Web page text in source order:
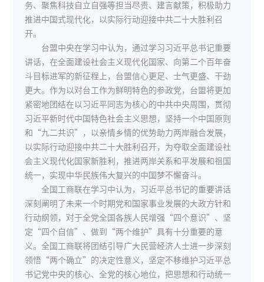
务、聚焦科技自立自强等担当尽责、建言献策，积极助力
推进中国式现代化，以实际行动迎接中共二十大胜利召
开。
台盟中央在学习中认为，通过学习习近平总书记重要
讲话，在全面建设社会主义现代化国家、向第二个百年奋
斗目标进军的新征程上，台盟信心更足、士气更盛、干劲
更大。作为以对台工作为鲜明特色的参政党，台盟将更加
紧密地团结在以习近平同志为核心的中共中央周围，贯彻
习近平新时代中国特色社会主义思想，坚持一个中国原则
和“九二共识”，以亲情乡情的优势助力两岸融合发展，
以实际行动迎接中共二十大胜利召开，为夺取全面建设社
会主义现代化国家新胜利，推进两岸关系和平发展和祖国
统一，实现中华民族伟大复兴的中国梦不懈奋斗。
全国工商联在学习中认为，习近平总书记的重要讲话
深刻阐明了未来一个时期党和国家事业发展的大政方针和
行动纲领，对于全党全国各族人民增强“四个意识”、坚
定“四个自信”、做到“两个维护”具有十分重要的意
义。全国工商联将团结引导广大民营经济人士进一步深刻
领悟“两个确立”的决定性意义，坚定不移维护习近平总
书记党中央的核心、全党的核心地位，把思想和行动统一